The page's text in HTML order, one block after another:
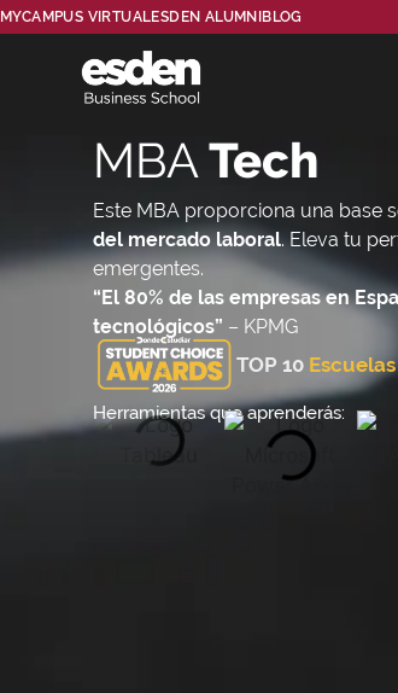
MYCAMPUS VIRTUALESDEN ALUMNI BLOG
MBATech
Este MBA proporciona una base
del mercado laboral. Eleva tu
emergentes.
“El 80% de las empresas en
tecnológicos” – KPMG
TOP 10
Herramientas que aprenderás: